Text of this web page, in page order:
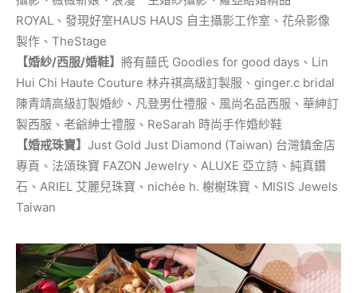
ROYAL、發現好室HAUS HAUS 自主攝影工作室、花朵影像
製作、TheStage
【婚紗/西服/婚鞋】 將有囍氏 Goodies for good days、Lin
Hui Chi Haute Couture 林卉祺高級訂製服、ginger.c bridal
陳青靖高級訂製婚紗、凡登男仕禮服、風尚名品西服、華紳訂
製西服、老爺紳士禮服、ReSarah 時尚手作婚紗鞋
【婚戒珠寶】 Just Gold Just Diamond (Taiwan) 台灣鎮金店
專頁、法頌珠寶 FAZON Jewelry、ALUXE 亞立詩、純真鑽
石、ARIEL 艾麗兒珠寶、nichée h. 榭榭珠寶、MISIS Jewels
Taiwan